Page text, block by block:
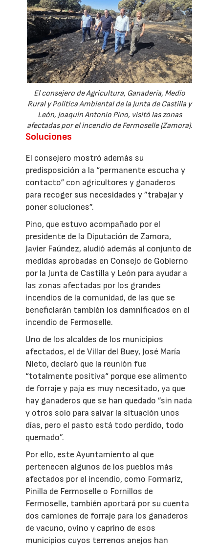
El consejero de Agricultura, Ganadería, Medio
Rural y Política Ambiental de la Junta de Castilla y
León, Joaquín Antonio Pino, visitó las zonas
afectadas por el incendio de Fermoselle (Zamora).
Soluciones
El consejero mostró además su
predisposición a la “permanente escucha y
contacto“ con agricultores y ganaderos
para recoger sus necesidades y ”trabajar y
poner soluciones”.
Pino, que estuvo acompañado por el
presidente de la Diputación de Zamora,
Javier Faúndez, aludió además al conjunto de
medidas aprobadas en Consejo de Gobierno
por la Junta de Castilla y León para ayudar a
las zonas afectadas por los grandes
incendios de la comunidad, de las que se
beneficiarán también los damnificados en el
incendio de Fermoselle.
Uno de los alcaldes de los municipios
afectados, el de Villar del Buey, José María
Nieto, declaró que la reunión fue
“totalmente positiva“ porque ese alimento
de forraje y paja es muy necesitado, ya que
hay ganaderos que se han quedado ”sin nada
y otros solo para salvar la situación unos
días, pero el pasto está todo perdido, todo
quemado”.
Por ello, este Ayuntamiento al que
pertenecen algunos de los pueblos más
afectados por el incendio, como Formariz,
Pinilla de Fermoselle o Fornillos de
Fermoselle, también aportará por su cuenta
dos camiones de forraje para los ganaderos
de vacuno, ovino y caprino de esos
municipios cuyos terrenos anejos han